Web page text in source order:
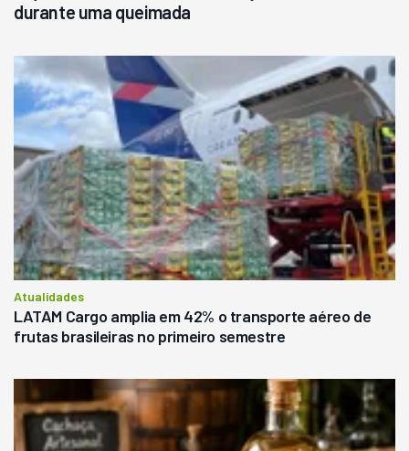
durante uma queimada
Atualidades
LATAM Cargo amplia em 42% o transporte aéreo de
frutas brasileiras no primeiro semestre